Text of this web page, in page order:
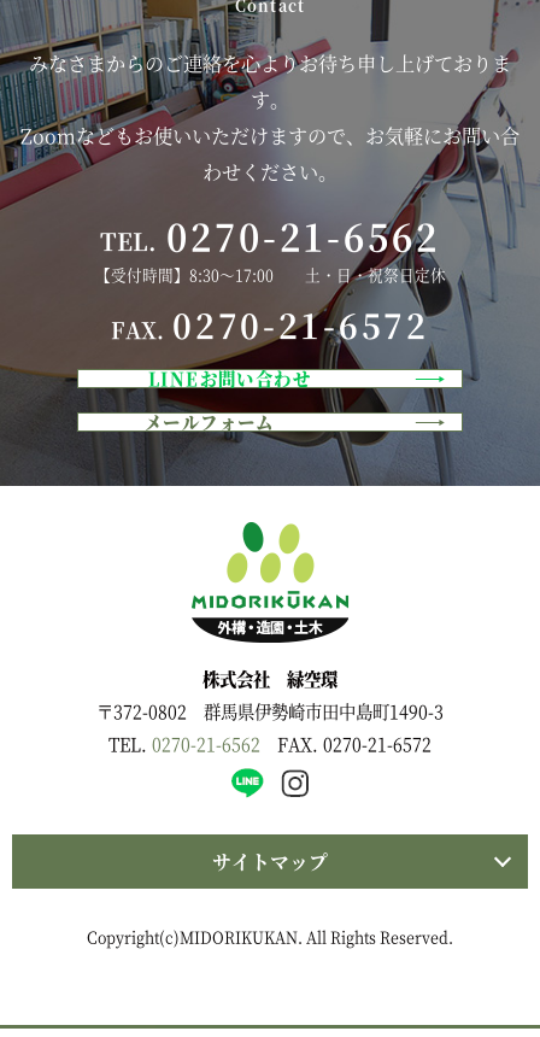
みなさまからのご連絡を心よりお待ち申し上げておりま
す。
Zoomなどもお使いいただけますので、お気軽にお問い合
わせください。
TEL. 0270-21-6562
【受付時間】8:30～17:00 土・日・祝祭日定休
FAX. 0270-21-6572
LINEお問い合わせ
メールフォーム
株式会社 緑空環
〒372-0802 群馬県伊勢崎市田中島町1490-3
TEL. 0270-21-6562 FAX. 0270-21-6572
サイトマップ
Copyright(c)MIDORIKUKAN. All Rights Reserved.